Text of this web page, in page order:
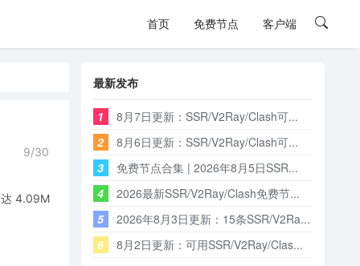
首页 免费节点 客户端
9/30
达 4.09M
最新发布
1
8月7日更新：SSR/V2Ray/Clash可...
2
8月6日更新：SSR/V2Ray/Clash可...
3
免费节点合集 | 2026年8月5日SSR...
4
2026最新SSR/V2Ray/Clash免费节...
5
2026年8月3日更新：15条SSR/V2Ra...
6
8月2日更新：可用SSR/V2Ray/Clas...